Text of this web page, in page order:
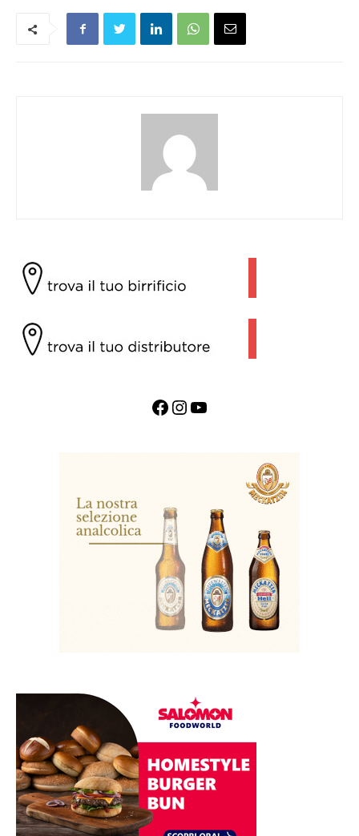
Facebook InstagramYouTube